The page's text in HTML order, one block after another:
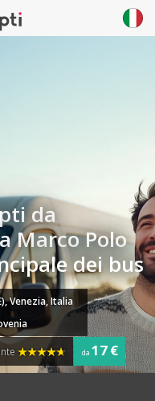
da
Marco Polo
dei bus
Venezia, Italia
da 17 €